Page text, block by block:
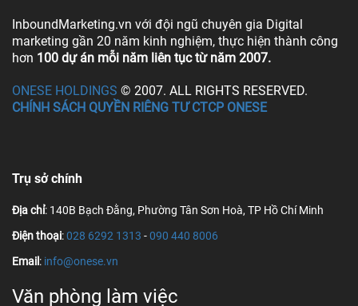
InboundMarketing.vn với đội ngũ chuyên gia Digital
marketing gần 20 năm kinh nghiệm, thực hiện thành công
hơn 100 dự án mỗi năm liên tục từ năm 2007.
ONESE HOLDINGS © 2007. ALL RIGHTS RESERVED.
CHÍNH SÁCH QUYỀN RIÊNG TƯ CTCP ONESE
Trụ sở chính
Địa chỉ: 140B Bạch Đằng, Phường Tân Sơn Hoà, TP Hồ Chí Minh
Điện thoại:028 6292 1313 -090 440 8006
Email : info@onese.vn
Văn phòng làm việc